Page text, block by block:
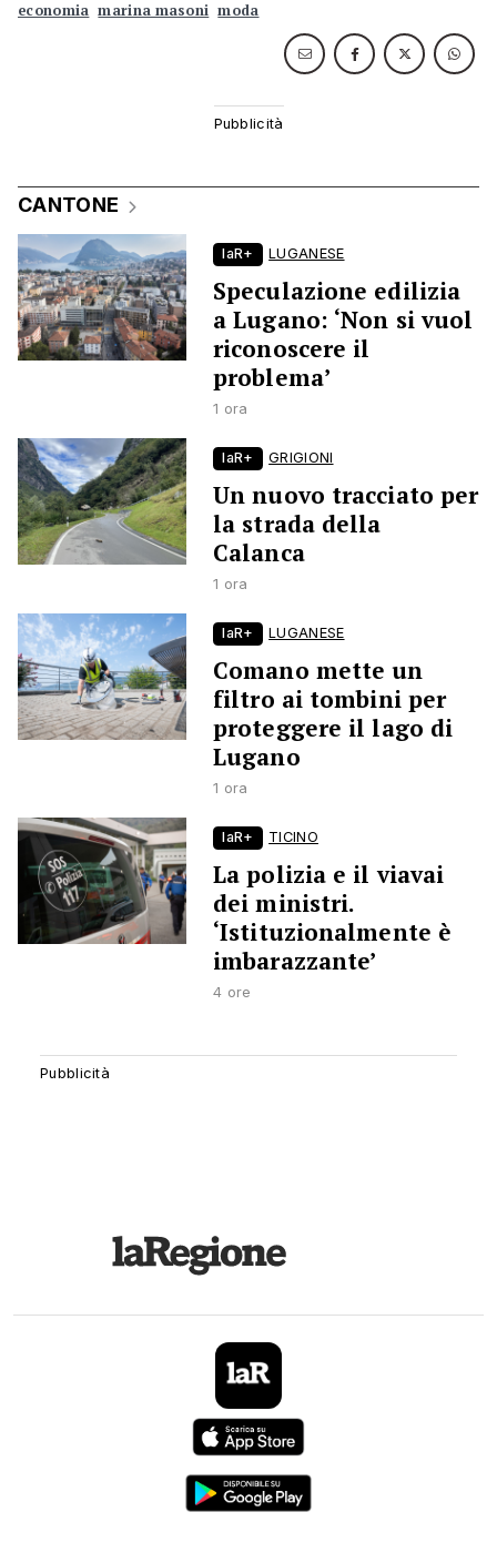
economia marina masoni moda
CANTONE
laR+ LUGANESE
Speculazione edilizia
a Lugano: ‘Non si vuol
riconoscere il
problema’
1 ora
laR+ GRIGIONI
Un nuovo tracciato per
la strada della
Calanca
1 ora
laR+ LUGANESE
Comano mette un
filtro ai tombini per
proteggere il lago di
Lugano
1 ora
laR+ TICINO
La polizia e il viavai
dei ministri.
‘Istituzionalmente è
imbarazzante’
4 ore